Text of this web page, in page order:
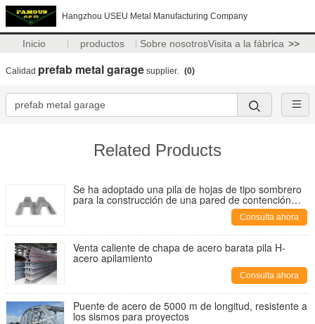
Hangzhou USEU Metal Manufacturing Company
Inicio productos Sobre nosotrosVisita a la fábrica >>
Calidad prefab metal garage supplier. (0)
Related Products
Se ha adoptado una pila de hojas de tipo sombrero
para la construcción de una pared de contención
para el sistema de tránsito rápido masivo (MRT)
Consulta ahora
Venta caliente de chapa de acero barata pila H-
acero apilamiento
Consulta ahora
Puente de acero de 5000 m de longitud, resistente a
los sismos para proyectos